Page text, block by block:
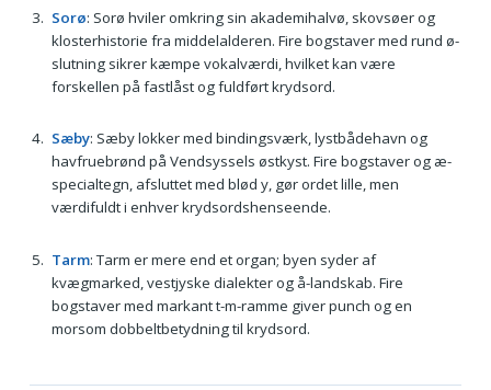
Sorø: Sorø hviler omkring sin akademihalvø, skovsøer og
klosterhistorie fra middelalderen. Fire bogstaver med rund ø-
slutning sikrer kæmpe vokalværdi, hvilket kan være
forskellen på fastlåst og fuldført krydsord.
Sæby: Sæby lokker med bindingsværk, lystbådehavn og
havfruebrønd på Vendsyssels østkyst. Fire bogstaver og æ-
specialtegn, afsluttet med blød y, gør ordet lille, men
værdifuldt i enhver krydsordshenseende.
Tarm: Tarm er mere end et organ; byen syder af
kvægmarked, vestjyske dialekter og å-landskab. Fire
bogstaver med markant t-m-ramme giver punch og en
morsom dobbeltbetydning til krydsord.